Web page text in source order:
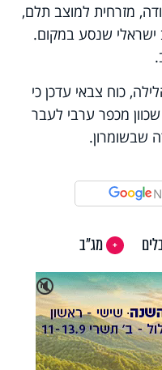
מזרחית למוצב תלם,
ישראלי שנסע במקום.
כוח צבאי עדכן כי
שכוון מכפר ערבי לעבר
שבשומרון.
מג"ב
🔇